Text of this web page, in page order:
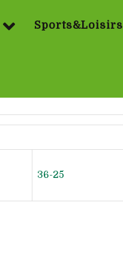
Sports&Loisirs
36-25